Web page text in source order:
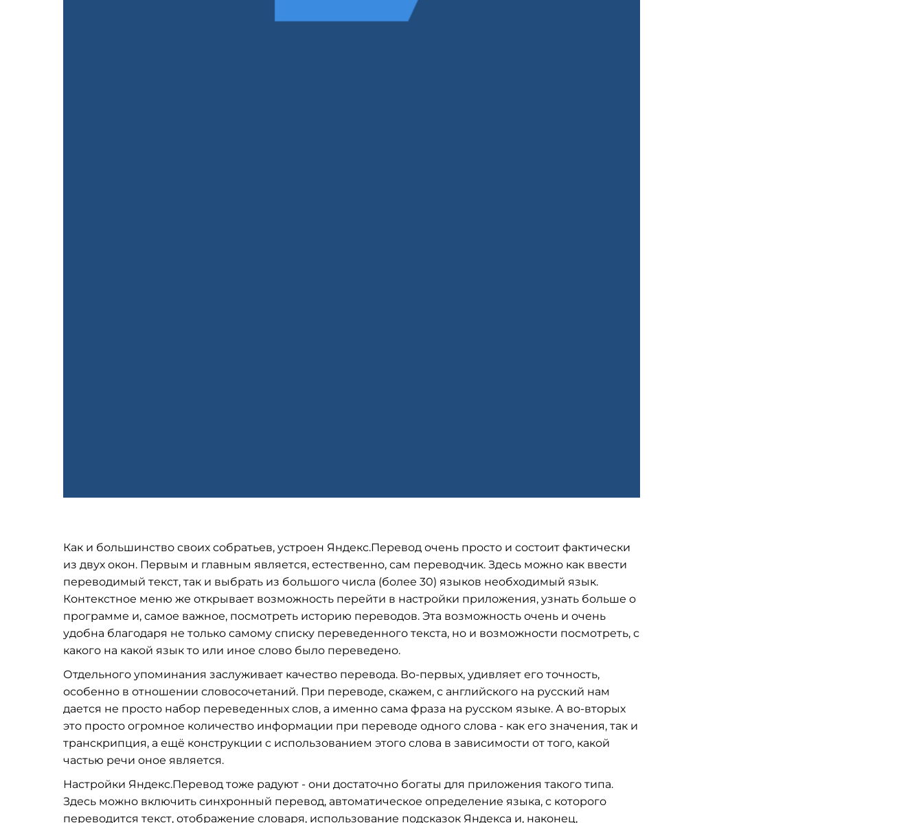
Как и большинство своих собратьев, устроен Яндекс.Перевод очень просто и состоит фактически
из двух окон. Первым и главным является, естественно, сам переводчик. Здесь можно как ввести
переводимый текст, так и выбрать из большого числа (более 30) языков необходимый язык.
Контекстное меню же открывает возможность перейти в настройки приложения, узнать больше о
программе и, самое важное, посмотреть историю переводов. Эта возможность очень и очень
удобна благодаря не только самому списку переведенного текста, но и возможности посмотреть, с
какого на какой язык то или иное слово было переведено.
Отдельного упоминания заслуживает качество перевода. Во-первых, удивляет его точность,
особенно в отношении словосочетаний. При переводе, скажем, с английского на русский нам
дается не просто набор переведенных слов, а именно сама фраза на русском языке. А во-вторых
это просто огромное количество информации при переводе одного слова - как его значения, так и
транскрипция, а ещё конструкции с использованием этого слова в зависимости от того, какой
частью речи оное является.
Настройки Яндекс.Перевод тоже радуют - они достаточно богаты для приложения такого типа.
Здесь можно включить синхронный перевод, автоматическое определение языка, с которого
переводится текст, отображение словаря, использование подсказок Яндекса и, наконец,